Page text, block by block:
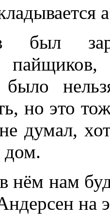
был
было
но это
думал,
дом.
нём нам
на